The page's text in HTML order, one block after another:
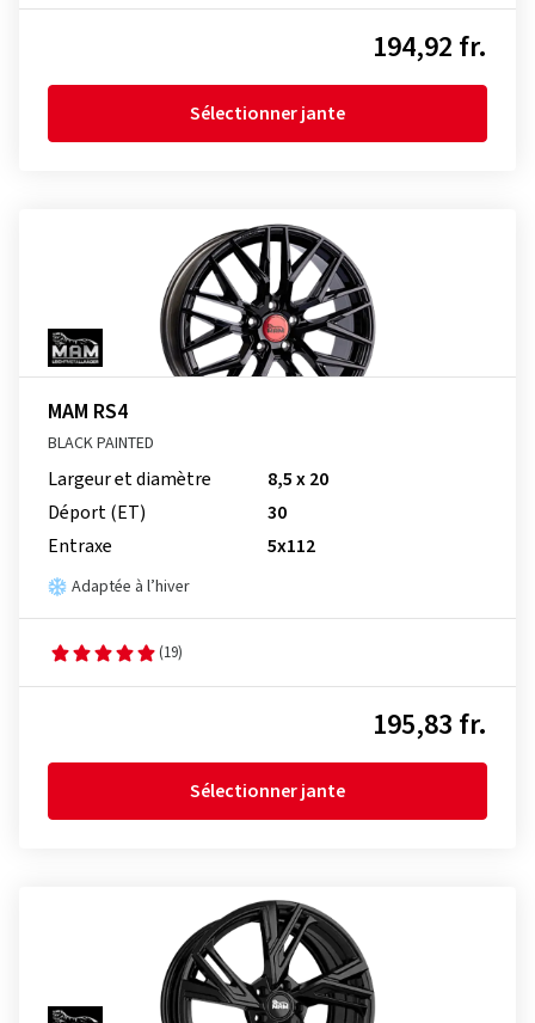
194,92 fr.
Sélectionner jante
MAM RS4
BLACK PAINTED
Largeur et diamètre
8,5 x 20
Déport (ET)
30
Entraxe
5x112
Adaptée à l’hiver
(19)
195,83 fr.
Sélectionner jante